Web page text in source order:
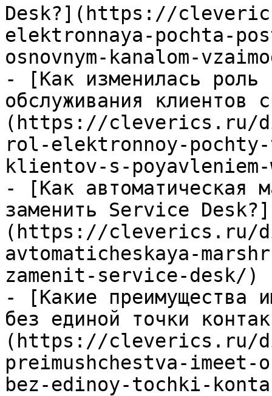
Desk?](https://
elektronnaya-pochta-
osnovnym-kanalom-
- [Как изменилась роль
обслуживания клиентов
(https://cleverics.ru/
rol-elektronnoy-
klientov-s-
- [Как автоматическая
заменить Service Desk?]
(https://cleverics.ru/
avtomaticheskaya-
zamenit-service-desk/)
- [Какие преимущества
без единой точки
(https://cleverics.ru/
preimushchestva-
bez-edinoy-tochki-